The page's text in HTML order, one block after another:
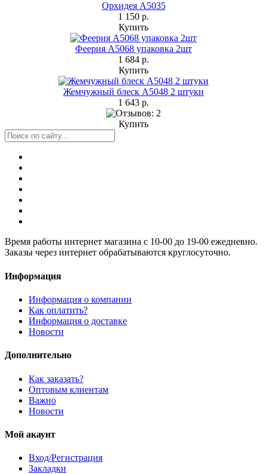
Орхидея А5035
1 150 р.
Купить
Феерия А5068 упаковка 2шт
1 684 р.
Купить
Жемчужный блеск А5048 2 штуки
1 643 р.
Купить
Время работы интернет магазина с 10-00 до 19-00 ежедневно.
Заказы через интернет обрабатываются круглосуточно.
Информация
Информация о компании
Как оплатить?
Информация о доставке
Новости
Дополнительно
Как заказать?
Оптовым клиентам
Важно
Новости
Мой акаунт
Вход/Регистрация
Закладки